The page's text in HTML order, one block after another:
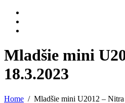
Mladšie mini
18.3.2023
Home
Mladšie mini U2012 –